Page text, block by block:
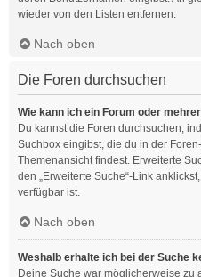
wieder von den Listen entfernen.
Nach oben
Die Foren durchsuchen
Wie kann ich ein Forum oder
Du kannst die Foren durchsuchen,
Suchbox eingibst, die du in der
Themenansicht findest. Erweiterte
den „Erweiterte Suche“-Link
verfügbar ist.
Nach oben
Weshalb erhalte ich bei der Suche
Deine Suche war möglicherweise zu